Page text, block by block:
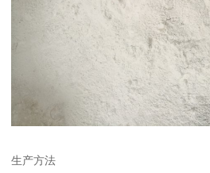
生产方法